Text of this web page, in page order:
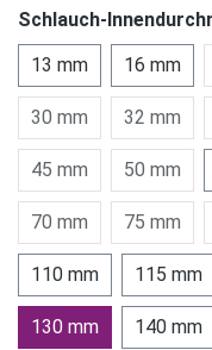
Schlauch-
13 mm
16 mm
30 mm 32 mm
45 mm 50 mm
70 mm 75 mm
110 mm 115 mm
130 mm 140 mm